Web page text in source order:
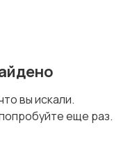
вы искали.
еще раз.